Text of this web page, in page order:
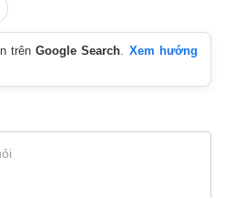
trênGoogle Search. Xem hướng